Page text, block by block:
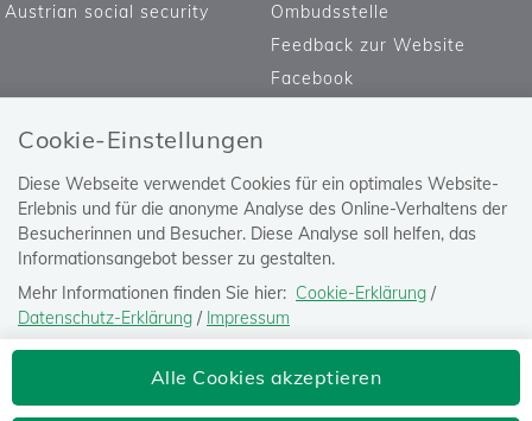
Cookie-Einstellungen
Diese Webseite verwendet Cookies für ein optimales Website-
Erlebnis und für die anonyme Analyse des Online-Verhaltens der
Besucherinnen und Besucher. Diese Analyse soll helfen, das
Informationsangebot besser zu gestalten.
Mehr Informationen finden Sie hier: Cookie-Erklärung /
Datenschutz-Erklärung / Impressum
Die Einstellung können Sie jederzeit auf der Seite "Datenschutz-
" ändern.Alle Cookies akzeptieren
Bediensteter, Eisenbahnen und Bergbau
Austrian social security
Ombudsstelle
Feedback zur Website
Facebook